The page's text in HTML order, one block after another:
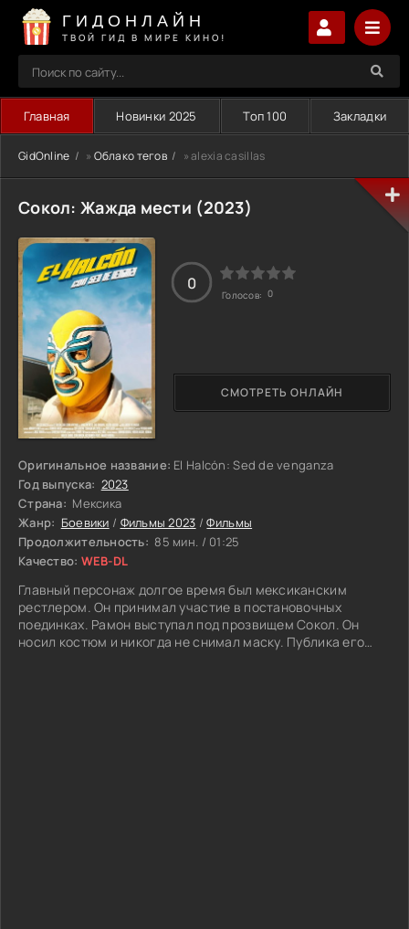
ГИДОНЛАЙН
ТВОЙ ГИД В МИРЕ КИНО!
Главная Новинки 2025 Топ 100 Закладки
GidOnline » Облако тегов » alexia casillas
Сокол: Жажда мести (2023)
Оригинальное название: El Halcón: Sed de venganza
Год выпуска: 2023
Страна: Мексика
Жанр: Боевики / Фильмы 2023 /Фильмы
Продолжительность: 85 мин. / 01:25
Качество: WEB-DL
Главный персонаж долгое время был мексиканским
рестлером. Он принимал участие в постановочных
поединках. Рамон выступал под прозвищем Сокол. Он
носил костюм и никогда не снимал маску. Публика его
СМОТРЕТЬ ОНЛАЙН
0
Голосов: 0